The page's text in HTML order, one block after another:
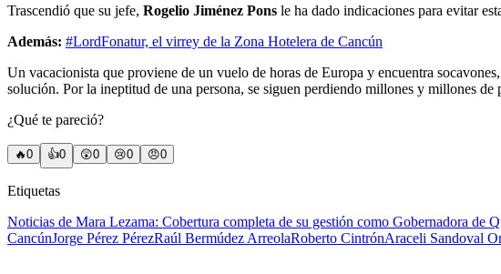
Trascendió que su jefe, Rogelio Jiménez Pons le ha dado indicaciones para evitar
Además: #LordFonatur, el virrey de la Zona Hotelera de Cancún
Un vacacionista que proviene de un vuelo de horas de Europa y encuentra
solución. Por la ineptitud de una persona, se siguen perdiendo millones y millones de
¿Qué te pareció?
🔥0 👍0 😲0 😢0 😠0
Etiquetas
Noticias de Mara Lezama: Cobertura completa de su gestión como Gobernadora de
CancúnJorge Pérez PérezRaúl Bermúdez ArreolaRoberto CintrónAraceli Sandoval